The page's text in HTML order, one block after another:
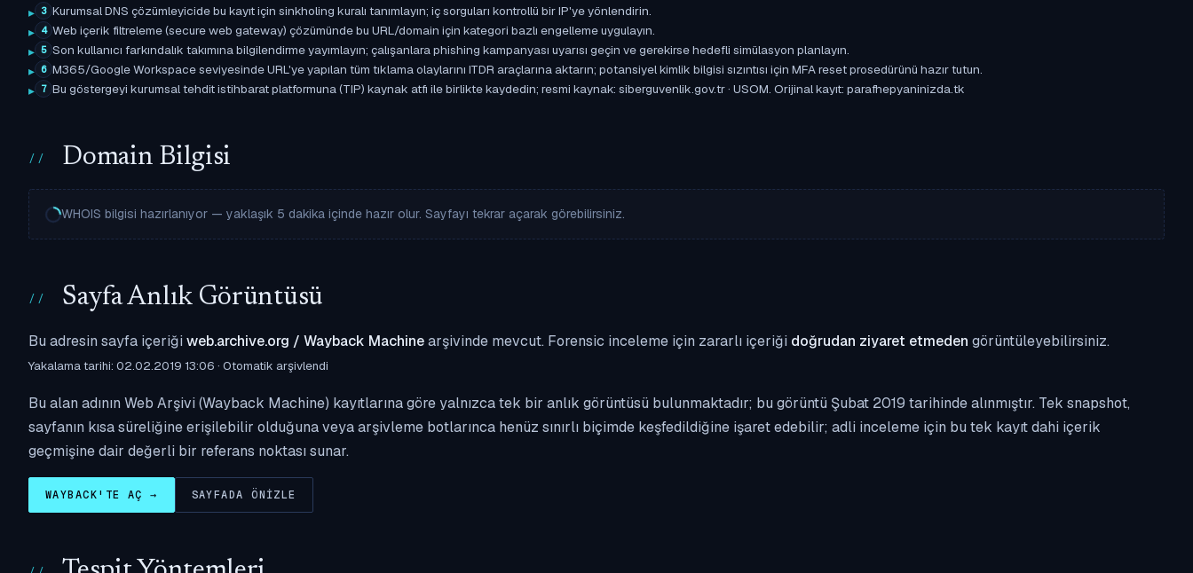
3 Kurumsal DNS çözümleyicide bu kayıt için sinkholing kuralı tanımlayın; iç sorguları kontrollü bir IP'ye yönlendirin.
4 Web içerik filtreleme (secure web gateway) çözümünde bu URL/domain için kategori bazlı engelleme uygulayın.
5 Son kullanıcı farkındalık takımına bilgilendirme yayımlayın; çalışanlara phishing kampanyası uyarısı geçin ve gerekirse hedefli simülasyon planlayın.
6 M365/Google Workspace seviyesinde URL'ye yapılan tüm tıklama olaylarını ITDR araçlarına aktarın; potansiyel kimlik bilgisi sızıntısı için MFA reset prosedürünü hazır tutun.
7 Bu göstergeyi kurumsal tehdit istihbarat platformuna (TIP) kaynak atfı ile birlikte kaydedin; resmi kaynak: siberguvenlik.gov.tr · USOM. Orijinal kayıt: parafhepyaninizda.tk
Domain Bilgisi
WHOIS bilgisi hazırlanıyor — yaklaşık 5 dakika içinde hazır olur. Sayfayı tekrar açarak görebilirsiniz.
Sayfa Anlık Görüntüsü
Bu adresin sayfa içeriği web.archive.org / Wayback Machinearşivinde mevcut. Forensic inceleme için zararlı içeriği doğrudan ziyaret etmeden görüntüleyebilirsiniz.
Yakalama tarihi: 02.02.2019 13:06 · Otomatik arşivlendi
Bu alan adının Web Arşivi (Wayback Machine) kayıtlarına göre yalnızca tek bir anlık görüntüsü bulunmaktadır; bu görüntü Şubat 2019 tarihinde alınmıştır. Tek snapshot,
sayfanın kısa süreliğine erişilebilir olduğuna veya arşivleme botlarınca henüz sınırlı biçimde keşfedildiğine işaret edebilir; adli inceleme için bu tek kayıt dahi içerik
geçmişine dair değerli bir referans noktası sunar.
WAYBACK'TE AÇ → SAYFADA ÖNIZLE